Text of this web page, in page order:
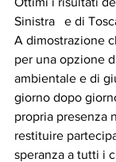
Sinistra   e di
A dimostrazione
per una opzione
ambientale e di
giorno dopo
propria presenza
restituire
speranza a tutti i